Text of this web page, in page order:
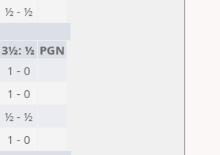
½ - ½
3½: ½ PGN
1 - 0
1 - 0
½ - ½
1 - 0